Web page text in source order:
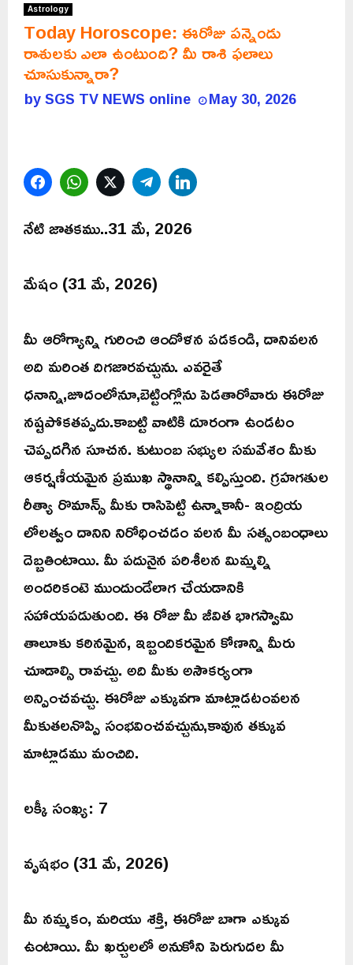
Astrology
Today Horoscope: ఈరోజు పన్నెండు
రాశులకు ఎలా ఉంటుంది? మీ రాశి ఫలాలు
చూసుకున్నారా?
bySGS TV NEWS online May 30, 2026
FacebookWhatsAppTwitterTelegram
నేటి జాతకము..31 మే, 2026
మేషం (31 మే, 2026)
మీ ఆరోగ్యాన్ని గురించి ఆందోళన పడకండి, దానివలన
అది మరింత దిగజారవచ్చును. ఎవరైతే
ధనాన్ని,జూదంలోనూ,బెట్టింగ్లోను పెడతారోవారు ఈరోజు
నష్టపోకతప్పదు.కాబట్టి వాటికి దూరంగా ఉండటం
చెప్పదగిన సూచన. కుటుంబ సభ్యుల సమవేశం మీకు
ఆకర్షణీయమైన ప్రముఖ స్థానాన్ని కల్పిస్తుంది. గ్రహగతుల
రీత్యా రొమాన్స్ మీకు రాసిపెట్టి ఉన్నాకానీ- ఇంద్రియ
లోలత్వం దానిని నిరోధించడం వలన మీ సత్సంబంధాలు
దెబ్బతింటాయి. మీ పదునైన పరిశీలన మిమ్మల్ని
అందరికంటె ముందుండేలాగ చేయడానికి
సహాయపడుతుంది. ఈ రోజు మీ జీవిత భాగస్వామి
తాలూకు కఠినమైన, ఇబ్బందికరమైన కోణాన్ని మీరు
చూడాల్సి రావచ్చు. అది మీకు అసౌకర్యంగా
అన్పించవచ్చు. ఈరోజు ఎక్కువగా మాట్లాడటంవలన
మీకుతలనొప్పి సంభవించవచ్చును,కావున తక్కువ
మాట్లాడము మంచిది.
లక్కీ సంఖ్య: 7
వృషభం (31 మే, 2026)
మీ నమ్మకం, మరియు శక్తి, ఈరోజు బాగా ఎక్కువ
ఉంటాయి. మీ ఖర్చులలో అనుకోని పెరుగుదల మీ